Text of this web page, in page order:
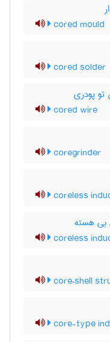
cored mould
cored solder
پودری
cored wire
coregrinder
coreless
بی هسته
coreless
core–shell
core-type